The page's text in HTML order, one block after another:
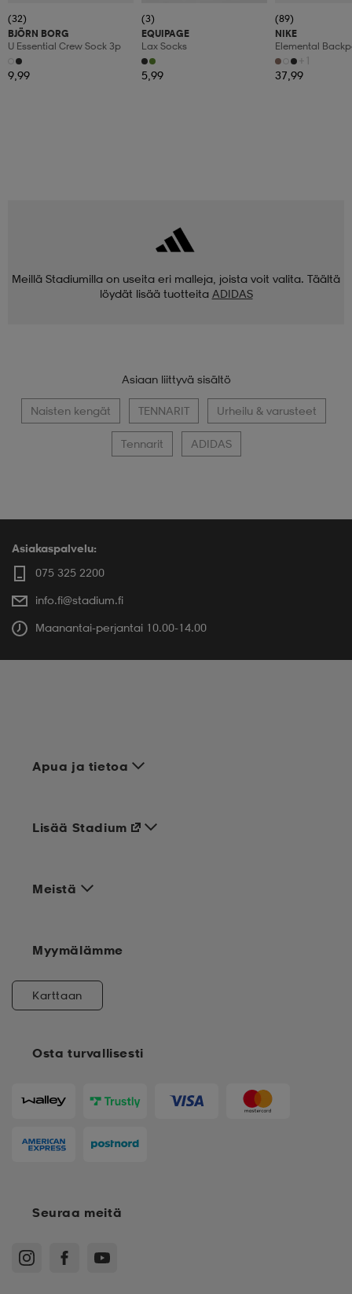
(32)
BJÖRN BORG
U Essential Crew Sock 3p
9,99
(3)
EQUIPAGE
Lax Socks
5,99
(89)
NIKE
Elemental
+1
37,99
Meillä Stadiumilla on useita eri malleja, joista voit valita. Täältä
löydät lisää tuotteita ADIDAS
Asiaan liittyvä sisältö
Naisten kengät TENNARIT Urheilu & varusteet
Tennarit ADIDAS
Asiakaspalvelu:
075 325 2200
info.fi@stadium.fi
Maanantai-perjantai 10.00-14.00
Apua ja tietoa
Meistä
Osta turvallisesti
Lisää Stadium
Myymälämme
Karttaan
Seuraa meitä